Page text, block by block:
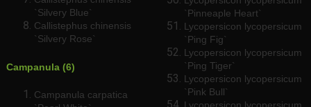
`Silvery Blue`
Callistephus chinensis
`Silvery Rose`
Campanula (6)
Campanula carpatica
`Pinneaple Heart`
Lycopersicon lycopersicum
`Ping Fig`
Lycopersicon lycopersicum
`Ping Tiger`
Lycopersicon lycopersicum
`Pink Bull`